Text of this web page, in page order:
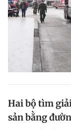
Hai bộ tìm
sản bằng